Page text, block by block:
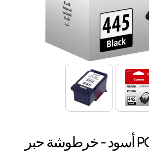
كانون PG-445 أسود - خرطوشة حبر